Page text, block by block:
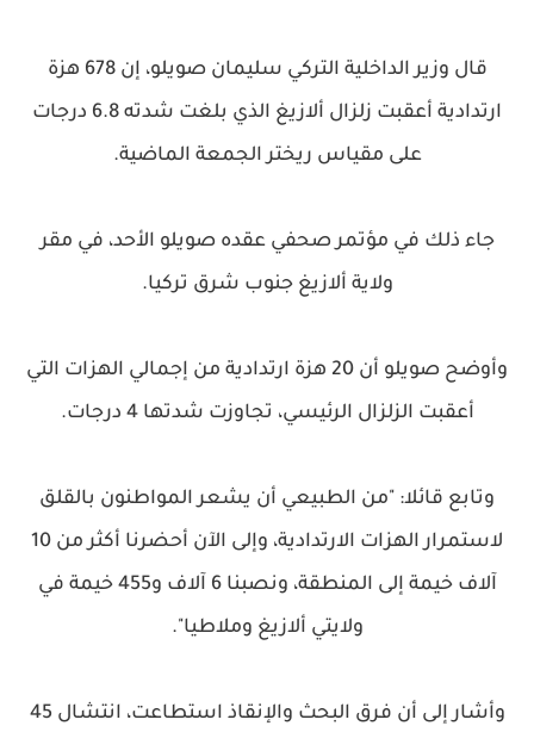
قال وزير الداخلية التركي سليمان صويلو، إن 678 هزة
ارتدادية أعقبت زلزال ألازيغ الذي بلغت شدته 6.8 درجات
على مقياس ريختر الجمعة الماضية.
جاء ذلك في مؤتمر صحفي عقده صويلو الأحد، في مقر
ولاية ألازيغ جنوب شرق تركيا.
وأوضح صويلو أن 20 هزة ارتدادية من إجمالي الهزات التي
أعقبت الزلزال الرئيسي، تجاوزت شدتها 4 درجات.
وتابع قائلا: "من الطبيعي أن يشعر المواطنون بالقلق
لاستمرار الهزات الارتدادية، وإلى الآن أحضرنا أكثر من 10
آلاف خيمة إلى المنطقة، ونصبنا 6 آلاف و455 خيمة في
ولايتي ألازيغ وملاطيا".
وأشار إلى أن فرق البحث والإنقاذ استطاعت، انتشال 45